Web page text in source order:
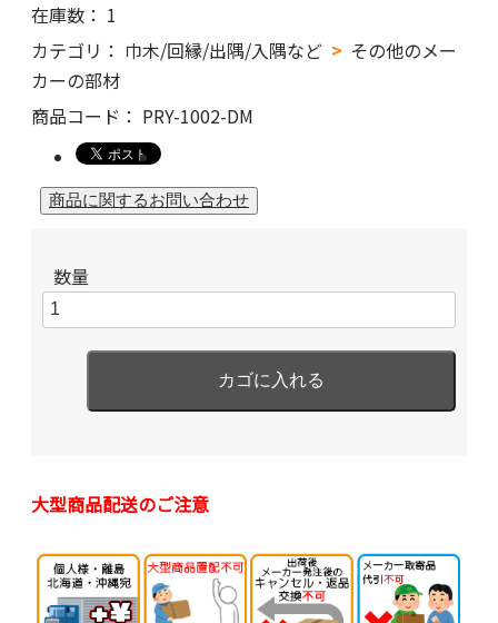
在庫数： 1
カテゴリ： 巾木/回縁/出隅/入隅など
その他のメー
カーの部材
商品コード： PRY-1002-DM
数量
大型商品配送のご注意